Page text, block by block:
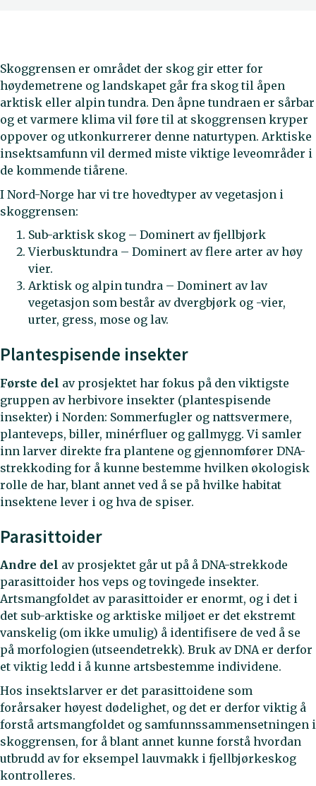
Skoggrensen er området der skog gir etter for
høydemetrene og landskapet går fra skog til åpen
arktisk eller alpin tundra. Den åpne tundraen er sårbar
og et varmere klima vil føre til at skoggrensen kryper
oppover og utkonkurrerer denne naturtypen. Arktiske
insektsamfunn vil dermed miste viktige leveområder i
de kommende tiårene.
I Nord-Norge har vi tre hovedtyper av vegetasjon i
skoggrensen:
Sub-arktisk skog – Dominert av fjellbjørk
Vierbusktundra – Dominert av flere arter av høy
vier.
Arktisk og alpin tundra – Dominert av lav
vegetasjon som består av dvergbjørk og -vier,
urter, gress, mose og lav.
Plantespisende insekter
Første del av prosjektet har fokus på den viktigste
gruppen av herbivore insekter (plantespisende
insekter) i Norden: Sommerfugler og nattsvermere,
planteveps, biller, minérfluer og gallmygg. Vi samler
inn larver direkte fra plantene og gjennomfører DNA-
strekkoding for å kunne bestemme hvilken økologisk
rolle de har, blant annet ved å se på hvilke habitat
insektene lever i og hva de spiser.
Parasittoider
Andre del av prosjektet går ut på å DNA-strekkode
parasittoider hos veps og tovingede insekter.
Artsmangfoldet av parasittoider er enormt, og i det i
det sub-arktiske og arktiske miljøet er det ekstremt
vanskelig (om ikke umulig) å identifisere de ved å se
på morfologien (utseendetrekk). Bruk av DNA er derfor
et viktig ledd i å kunne artsbestemme individene.
Hos insektslarver er det parasittoidene som
forårsaker høyest dødelighet, og det er derfor viktig å
forstå artsmangfoldet og samfunnssammensetningen i
skoggrensen, for å blant annet kunne forstå hvordan
utbrudd av for eksempel lauvmakk i fjellbjørkeskog
kontrolleres.